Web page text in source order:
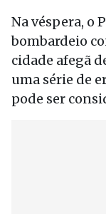
Na véspera, o
bombardeio
cidade afegã
uma série de
pode ser